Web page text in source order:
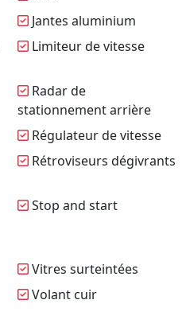
Jantes aluminium
Limiteur de vitesse
Radar de
stationnement arrière
Régulateur de vitesse
Rétroviseurs dégivrants
Stop and start
Vitres surteintées
Volant cuir